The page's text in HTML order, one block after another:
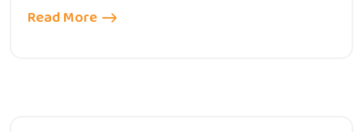
Read More